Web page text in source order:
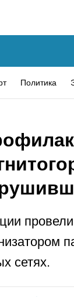
Политика
сетях.